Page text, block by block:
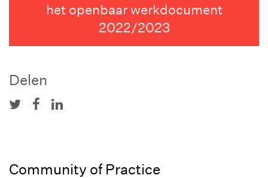
het openbaar werkdocument
2022/2023
Delen
Community of Practice